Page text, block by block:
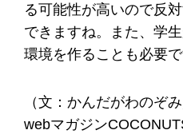
る可能性が高いので反
できますね。また、学
環境を作ることも必要で
（文：かんだがわのぞ
webマガジン